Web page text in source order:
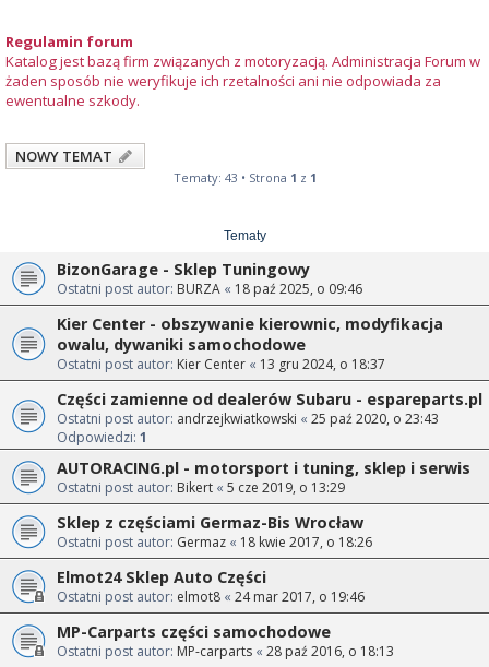
Regulamin forum
Katalog jest bazą firm związanych z motoryzacją. Administracja Forum w
żaden sposób nie weryfikuje ich rzetalności ani nie odpowiada za
ewentualne szkody.
NOWY TEMAT
Tematy: 43 • Strona 1 z 1
Tematy
BizonGarage - Sklep Tuningowy
Ostatni post autor: BURZA « 18 paź 2025, o 09:46
Kier Center - obszywanie kierownic, modyfikacja
owalu, dywaniki samochodowe
Ostatni post autor: Kier Center « 13 gru 2024, o 18:37
Części zamienne od dealerów Subaru - espareparts.pl
Ostatni post autor: andrzejkwiatkowski « 25 paź 2020, o 23:43
Odpowiedzi: 1
AUTORACING.pl - motorsport i tuning, sklep i serwis
Ostatni post autor: Bikert « 5 cze 2019, o 13:29
Sklep z częściami Germaz-Bis Wrocław
Ostatni post autor: Germaz « 18 kwie 2017, o 18:26
Elmot24 Sklep Auto Części
Ostatni post autor: elmot8 « 24 mar 2017, o 19:46
MP-Carparts części samochodowe
Ostatni post autor: MP-carparts « 28 paź 2016, o 18:13